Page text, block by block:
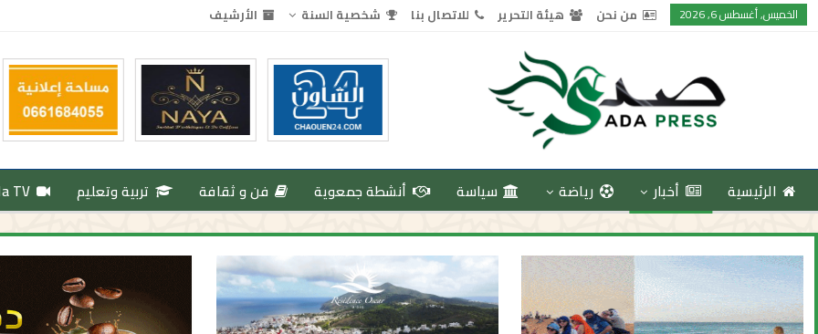
الخميس, أغسطس 6, 2026 من نحن هيئة التحرير للاتصال بنا شخصية السنة الأرشيف
الرئيسية أخبار رياضة سياسة أنشطة جمعوية فن و ثقافة تربية وتعليم TV